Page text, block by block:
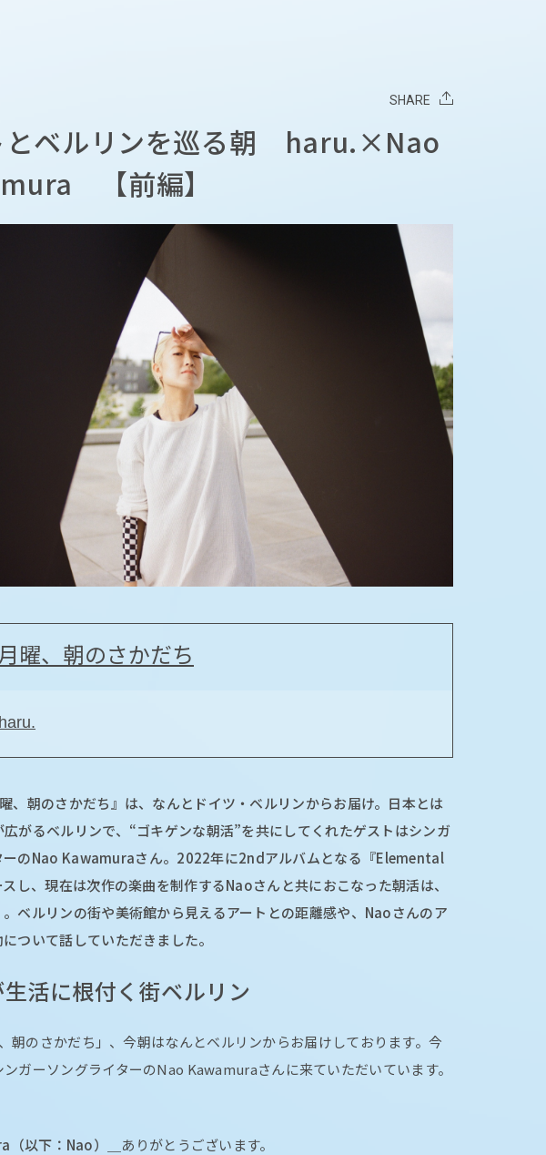
SHARE
とベルリンを巡る朝 haru.×Nao
【前編】
月曜、朝のさかだち
haru.
、朝のさかだち』は、なんとドイツ・ベルリンからお届け。日本とは
がるベルリンで、“ゴキゲンな朝活”を共にしてくれたゲストはシンガ
ーのNao Kawamuraさん。2022年に2ndアルバムとなる『Elemental
し、現在は次作の楽曲を制作するNaoさんと共におこなった朝活は、
。ベルリンの街や美術館から見えるアートとの距離感や、Naoさんのア
ついて話していただきました。
生活に根付く街ベルリン
、朝のさかだち」、今朝はなんとベルリンからお届けしております。今
ガーソングライターのNao Kawamuraさんに来ていただいています。
以下：Nao）＿ ありがとうございます。